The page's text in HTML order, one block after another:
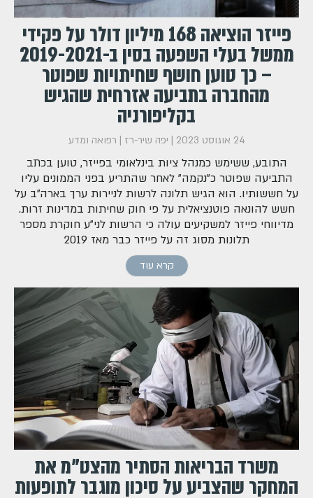
פייזר הוציאה 168 מיליון דולר על פקידי
ממשל בעלי השפעה בסין ב-2019-2021
– כך טוען חושף שחיתויות שפוטר
מהחברה בתביעה אזרחית שהגיש
בקליפורניה
24 אוגוסט 2023 יפה שיר-רז רפואה ומדע
התובע, ששימש כמנהל ציות בינלאומי בפייזר, טוען בכתב
התביעה שפוטר כ"נקמה" לאחר שהתריע בפני הממונים עליו
על חששותיו. הוא הגיש תלונה לרשות לניירות ערך בארה"ב על
חשש להונאה פוטנציאלית על פי חוק שחיתות במדינות זרות.
מדיווחי פייזר למשקיעים עולה כי הרשות לני"ע חוקרת מספר
תלונות מסוג זה על פייזר כבר מאז 2019
קרא עוד
משרד הבריאות הסתיר מהצט"מ את
המחקר שהצביע על סיכון מוגבר לתופעות